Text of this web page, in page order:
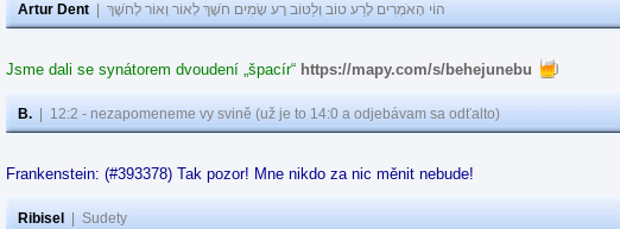
Artur Dent הוֹי הָאֹמְרִים לָרַע טוֹב וְלַטּוֹב רָע שָׂמִים חֹשֶׁךְ לְאוֹר וְאוֹר לְחֹשֶׁךְ
Jsme dali se synátorem dvoudení „špacír“ https://mapy.com/s/behejunebu
B. 12:2 - nezapomeneme vy svině (už je to 14:0 a odjebávam sa odťalto)
Frankenstein: (#393378) Tak pozor! Mne nikdo za nic měnit nebude!
Ribisel Sudety